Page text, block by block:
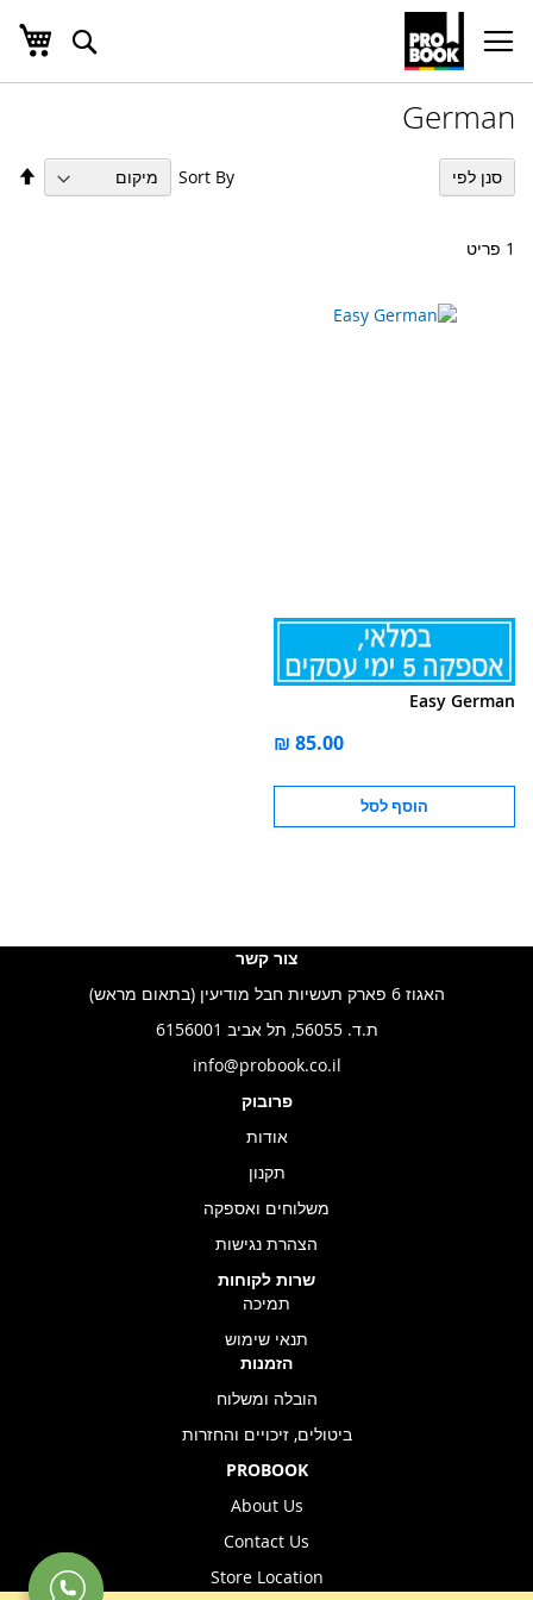
Skip
חפש
German
1 פריט
Sort By
Easy German
הוסף לסל
סנן לפי
צור קשר
האגוז 6 פארק תעשיות חבל מודיעין (בתאום מראש)
ת.ד. 56055, תל אביב 6156001
info@probook.co.il
פרובוק
אודות
תקנון
משלוחים ואספקה
הצהרת נגישות
שרות לקוחות
תמיכה
תנאי שימוש
הזמנות
הובלה ומשלוח
ביטולים, זיכויים והחזרות
PROBOOK
About Us
Contact Us
Store Location